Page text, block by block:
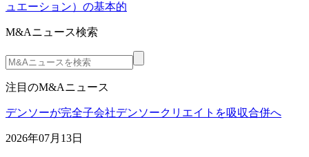
ュエーション）の基本的
M&Aニュース検索
注目のM&Aニュース
デンソーが完全子会社デンソークリエイトを吸収合併へ
2026年07月13日